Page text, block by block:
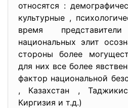
относятся :
культурные ,
время представители
национальных элит
стороны более
для них все более
фактор национальной
, Казахстан ,
Киргизия и т.д.)